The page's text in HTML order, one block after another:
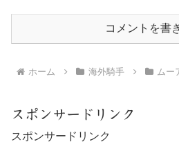
コメントを書
ホーム 海外騎手 ムー
スポンサードリンク
スポンサードリンク